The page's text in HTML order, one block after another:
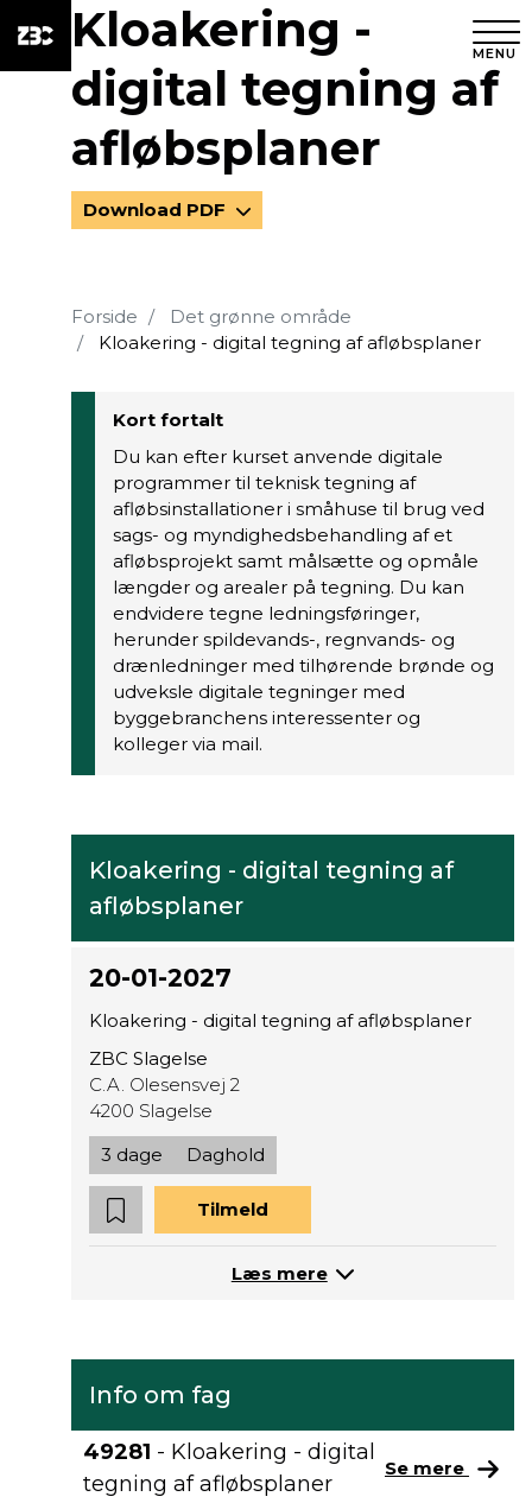
MENU
Kloakering -
digital tegning af
afløbsplaner
Download PDF
Forside
Det grønne område
Kloakering - digital tegning af afløbsplaner
Kort fortalt
Du kan efter kurset anvende digitale
programmer til teknisk tegning af
afløbsinstallationer i småhuse til brug ved
sags- og myndighedsbehandling af et
afløbsprojekt samt målsætte og opmåle
længder og arealer på tegning. Du kan
endvidere tegne ledningsføringer,
herunder spildevands-, regnvands- og
drænledninger med tilhørende brønde og
udveksle digitale tegninger med
byggebranchens interessenter og
kolleger via mail.
Kloakering - digital tegning af
afløbsplaner
20-01-2027
Kloakering - digital tegning af afløbsplaner
ZBC Slagelse
C.A. Olesensvej 2
4200 Slagelse
3 dage
Daghold
Tilmeld
Læs mere
Info om fag
49281 - Kloakering - digital
tegning af afløbsplaner
Se mere